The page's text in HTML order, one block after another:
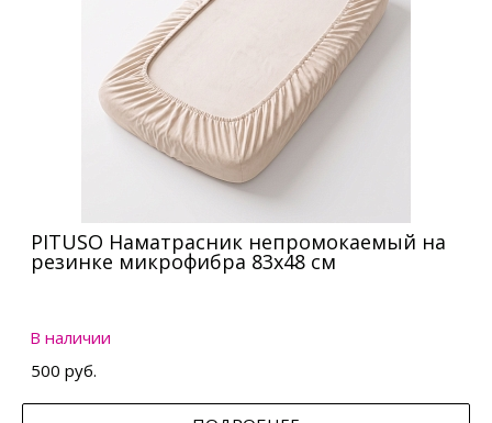
PITUSO Наматрасник непромокаемый на
резинке микрофибра 83х48 см
В наличии
500 руб.